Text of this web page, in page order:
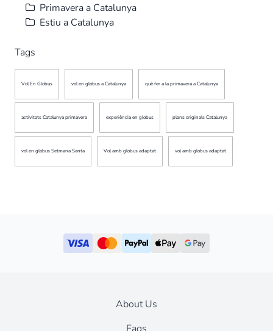
Primavera a Catalunya
Estiu a Catalunya
Tags
Vol En Globus vol en globus a Catalunya què fer a la primavera a Catalunya
activitats Catalunya primavera experiència en globus plans originals Catalunya
vol en globus Setmana Santa Vol amb globus adaptat vol amb globus adaptat
About Us
Faqs